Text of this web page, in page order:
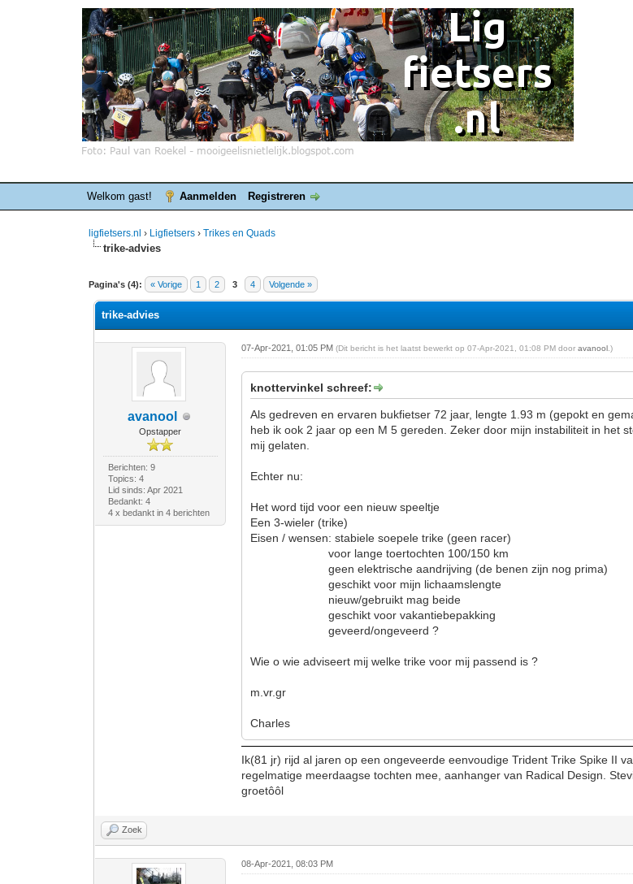
Welkom gast! Aanmelden Registreren
ligfietsers.nl › Ligfietsers ›Trikes en Quads
trike-advies
Pagina's (4): « Vorige 1 2 3 4 Volgende »
0 stemmen - gemiddelde waardering is 0
1
2
3
4
5
trike-advies
avanool
Opstapper
Berichten: 9
Topics: 4
Lid sinds: Apr 2021
Bedankt: 4
4 x bedankt in 4 berichten
07-Apr-2021, 01:05 PM(Dit bericht is het laatst bewerkt op 07-Apr-2021, 01:08 PM dooravanool .)
knottervinkel schreef:
Als gedreven en ervaren bukfietser 72 jaar, lengte 1.93 m (gepokt en
heb ik ook 2 jaar op een M 5 gereden. Zeker door mijn instabiliteit in het
mij gelaten.
Echter nu:
Het word tijd voor een nieuw speeltje
Een 3-wieler (trike)
Eisen / wensen: stabiele soepele trike (geen racer)
voor lange toertochten 100/150 km
geen elektrische aandrijving (de benen zijn nog prima)
geschikt voor mijn lichaamslengte
nieuw/gebruikt mag beide
geschikt voor vakantiebepakking
geveerd/ongeveerd ?
Wie o wie adviseert mij welke trike voor mij passend is ?
m.vr.gr
Charles
Ik(81 jr) rijd al jaren op een ongeveerde eenvoudige Trident Trike Spike II
regelmatige meerdaagse tochten mee, aanhanger van Radical Design.
groetôôl
Zoek
08-Apr-2021, 08:03 PM